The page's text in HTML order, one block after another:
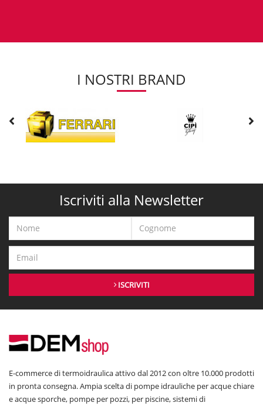
I NOSTRI BRAND
Iscriviti alla Newsletter
ISCRIVITI
E-commerce di termoidraulica attivo dal 2012 con oltre 10.000 prodotti
in pronta consegna. Ampia scelta di pompe idrauliche per acque chiare
e acque sporche, pompe per pozzi, per piscine, sistemi di